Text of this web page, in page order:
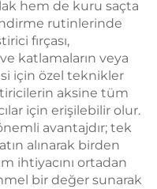
hem de kuru saçta
rutinlerinde
fırçası,
katlamaların veya
için özel teknikler
aksine tüm
için erişilebilir olur.
avantajdır; tek
alınarak birden
ihtiyacını ortadan
bir değer sunarak